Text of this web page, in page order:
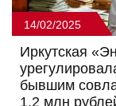
14/02/2025
Иркутская
бывшим
1,2 млн